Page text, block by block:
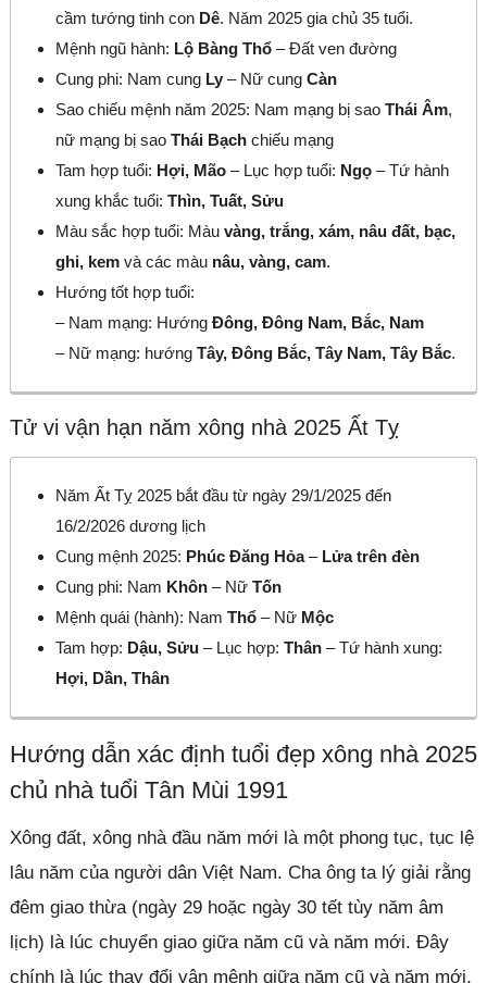
cầm tướng tinh con Dê. Năm 2025 gia chủ 35 tuổi.
Mệnh ngũ hành: Lộ Bàng Thổ – Đất ven đường
Cung phi: Nam cung Ly – Nữ cungCàn
Sao chiếu mệnh năm 2025: Nam mạng bị saoThái Âm,
nữ mạng bị saoThái Bạch chiếu mạng
Tam hợp tuổi: Hợi, Mão – Lục hợp tuổi: Ngọ – Tứ hành
xung khắc tuổi:Thìn, Tuất, Sửu
Màu sắc hợp tuổi: Màuvàng, trắng, xám, nâu đất, bạc,
ghi, kem và các màu nâu, vàng, cam.
Hướng tốt hợp tuổi:
– Nam mạng: HướngĐông, Đông Nam, Bắc, Nam
– Nữ mạng: hướngTây, Đông Bắc, Tây Nam, Tây Bắc.
Tử vi vận hạn năm xông nhà 2025 Ất Tỵ
Năm Ất Tỵ 2025 bắt đầu từ ngày 29/1/2025 đến
16/2/2026 dương lịch
Cung mệnh 2025: Phúc Đăng Hỏa– Lửa trên đèn
Cung phi: Nam Khôn – NữTốn
Mệnh quái (hành): NamThổ – Nữ Mộc
Tam hợp: Dậu, Sửu – Lục hợp:Thân – Tứ hành xung:
Hợi, Dần, Thân
Hướng dẫn xác định tuổi đẹp xông nhà 2025
chủ nhà tuổi Tân Mùi 1991
Xông đất, xông nhà đầu năm mới là một phong tục, tục lệ
lâu năm của người dân Việt Nam. Cha ông ta lý giải rằng
đêm giao thừa (ngày 29 hoặc ngày 30 tết tùy năm âm
lịch) là lúc chuyển giao giữa năm cũ và năm mới. Đây
chính là lúc thay đổi vận mệnh giữa năm cũ và năm mới,